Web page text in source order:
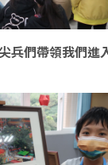
兵們帶領我們進